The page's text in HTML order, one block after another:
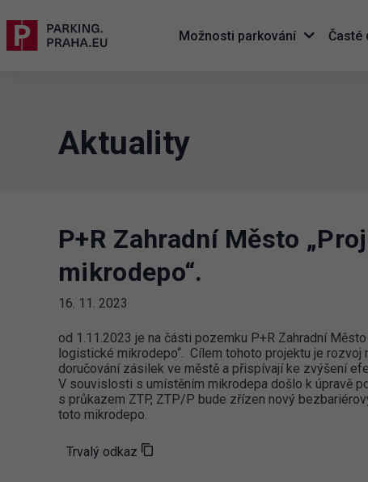
Možnosti parkování Časté
Aktuality
P+R Zahradní Město
mikrodepo“.
16. 11. 2023
od 1.11.2023 je na části pozemku P+R Zahradní
logistické mikrodepo“. Cílem tohoto projektu je rozvoj
doručování zásilek ve městě a přispívají ke zvýšení
V souvislosti s umístěním mikrodepa došlo k úpravě
s průkazem ZTP, ZTP/P bude zřízen nový
toto mikrodepo.
Trvalý odkaz